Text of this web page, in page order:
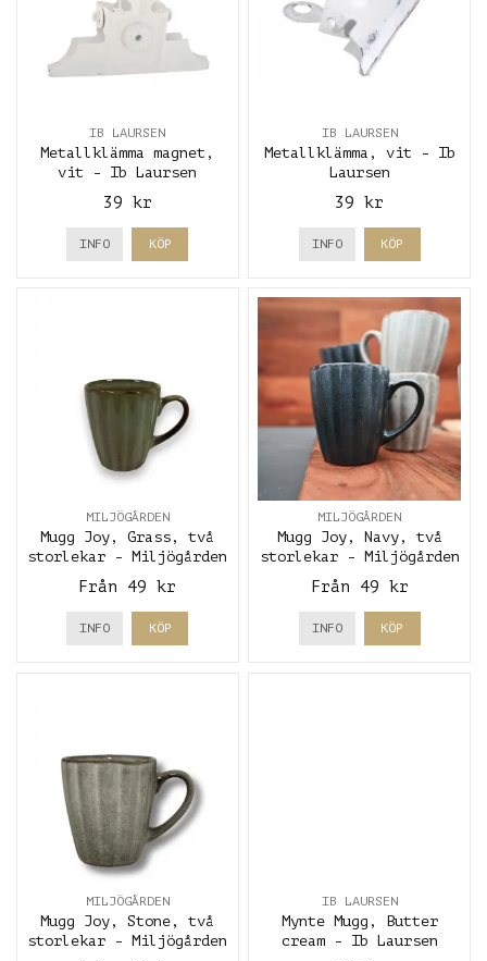
IB LAURSEN
Metallklämma magnet,
vit - Ib Laursen
39 kr
INFO KÖP
IB LAURSEN
Metallklämma, vit - Ib
Laursen
39 kr
INFO KÖP
MILJÖGÅRDEN
Mugg Joy, Grass, två
storlekar - Miljögården
Från 49 kr
INFO KÖP
MILJÖGÅRDEN
Mugg Joy, Navy, två
storlekar - Miljögården
Från 49 kr
INFO KÖP
MILJÖGÅRDEN
Mugg Joy, Stone, två
storlekar - Miljögården
IB LAURSEN
Mynte Mugg, Butter
cream - Ib Laursen